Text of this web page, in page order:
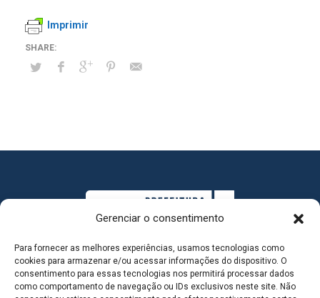
Gerenciar o consentimento
Para fornecer as melhores experiências, usamos tecnologias como
cookies para armazenar e/ou acessar informações do dispositivo. O
consentimento para essas tecnologias nos permitirá processar dados
como comportamento de navegação ou IDs exclusivos neste site. Não
Imprimir